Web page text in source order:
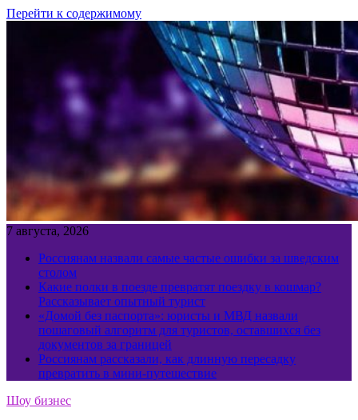
Перейти к содержимому
7 августа, 2026
Россиянам назвали самые частые ошибки за шведским
столом
Какие полки в поезде превратят поездку в кошмар?
Рассказывает опытный турист
«Домой без паспорта»: юристы и МВД назвали
пошаговый алгоритм для туристов, оставшихся без
документов за границей
Россиянам рассказали, как длинную пересадку
превратить в мини-путешествие
Шоу бизнес